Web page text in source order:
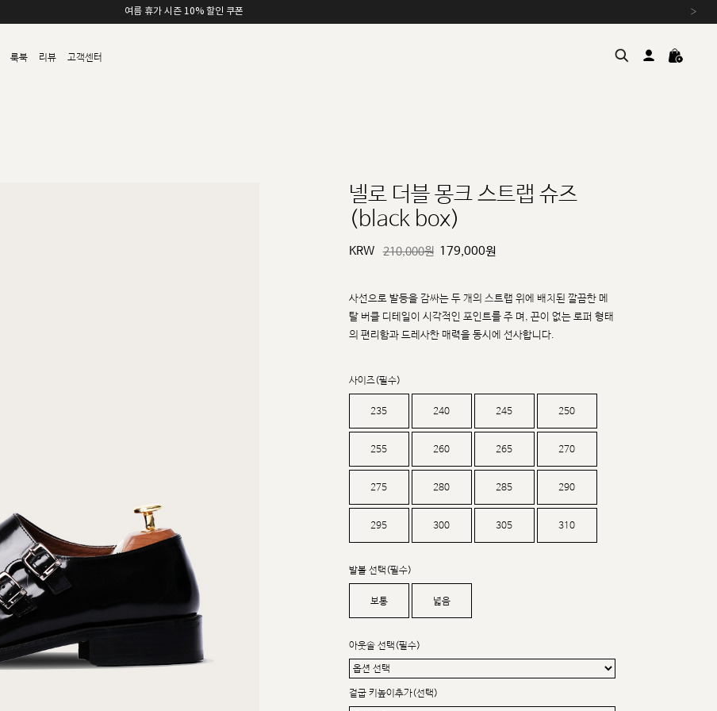
여름 휴가 시즌 10% 할인 쿠폰 ›
룩북 리뷰 고객센터
넬로 더블 몽크 스트랩 슈즈
(black box)
KRW 210,000원 179,000원
사선으로 발등을 감싸는 두 개의 스트랩 위에 배치된 깔끔한 메
탈 버클 디테일이 시각적인 포인트를 주 며, 끈이 없는 로퍼 형태
의 편리함과 드레사한 매력을 동시에 선사합니다.
사이즈(필수)
235 240 245 250
255 260 265 270
275 280 285 290
295 300 305 310
발볼 선택(필수)
보통 넓음
아웃솔 선택(필수)
겉굽 키높이추가(선택)